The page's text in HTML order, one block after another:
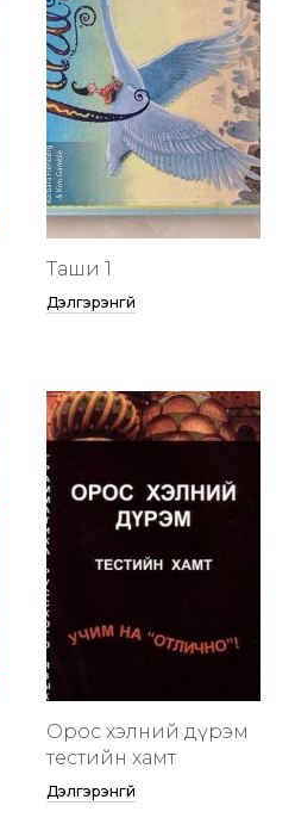
Таши 1
Дэлгэрэнгүй
Орос хэлний дүрэм
тестийн хамт
Дэлгэрэнгүй